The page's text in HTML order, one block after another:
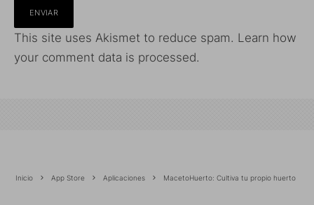
This site uses Akismet to reduce spam. Learn how
your comment data is processed.
Inicio App Store Aplicaciones MacetoHuerto: Cultiva tu propio huerto